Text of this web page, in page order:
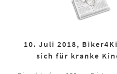
10. Juli 2018,
sich für kranke